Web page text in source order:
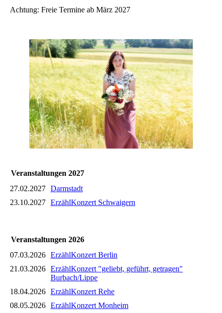
Achtung: Freie Termine ab März 2027
Veranstaltungen 2027
27.02.2027 Darmstadt
23.10.2027 ErzählKonzert Schwaigern
Veranstaltungen 2026
07.03.2026 ErzählKonzert Berlin
21.03.2026 ErzählKonzert "geliebt, geführt, getragen"
Burbach/Lippe
18.04.2026 ErzählKonzert Rehe
08.05.2026 ErzählKonzert Monheim